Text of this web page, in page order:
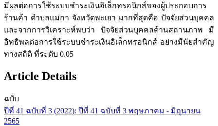
มีผลต่อการใช้ระบบชำระเงินอิเล็กทรอนิกส์ของผู้ประกอบการ
ร้านค้า ตำบลแม่กา จังหวัดพะเยา มากที่สุดคือ ปัจจัยส่วนบุคคล
และจากการวิเคราะห์พบว่า ปัจจัยส่วนบุคคลด้านสถานภาพ มี
อิทธิพลต่อการใช้ระบบชำระเงินอิเล็กทรอนิกส์ อย่างมีนัยสําคัญ
ทางสถิติ ที่ระดับ 0.05
Article Details
ฉบับ
ปีที่ 41 ฉบับที่ 3 (2022): ปีที่ 41 ฉบับที่ 3 พฤษภาคม - มิถุนายน
2565